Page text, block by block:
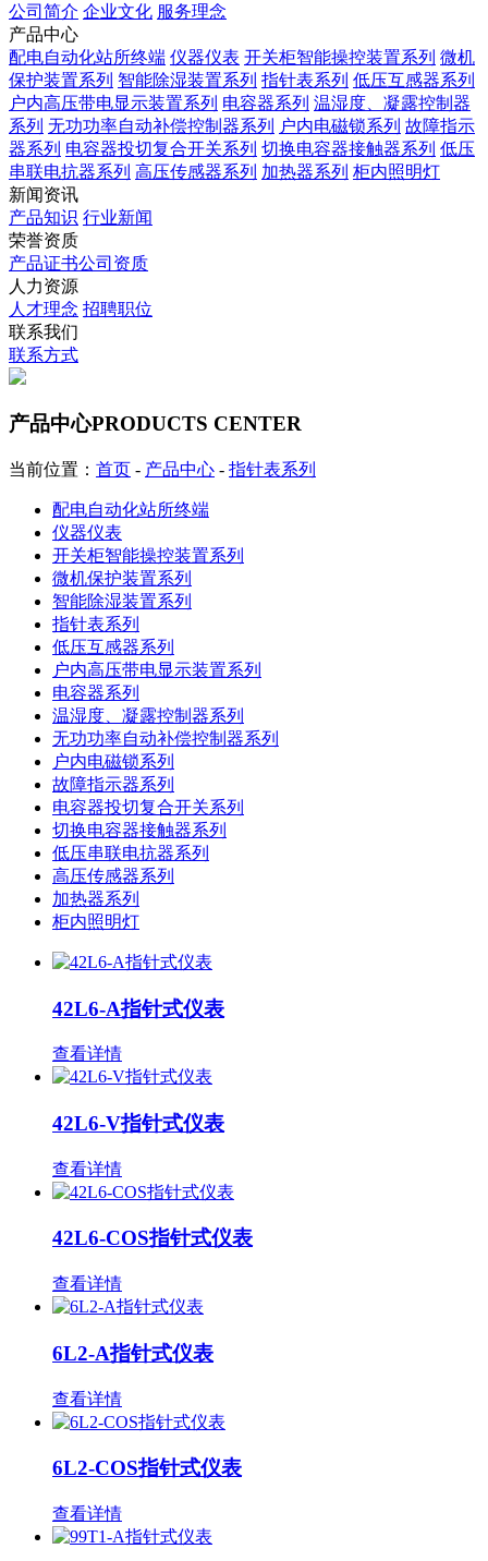
公司简介 企业文化 服务理念
产品中心
配电自动化站所终端 仪器仪表 开关柜智能操控装置系列 微机
保护装置系列 智能除湿装置系列 指针表系列 低压互感器系列
户内高压带电显示装置系列 电容器系列 温湿度、凝露控制器
系列 无功功率自动补偿控制器系列 户内电磁锁系列 故障指示
器系列 电容器投切复合开关系列 切换电容器接触器系列 低压
串联电抗器系列 高压传感器系列 加热器系列 柜内照明灯
新闻资讯
产品知识 行业新闻
荣誉资质
产品证书公司资质
人力资源
人才理念 招聘职位
联系我们
联系方式
产品中心PRODUCTS CENTER
当前位置： 首页 - 产品中心 - 指针表系列
配电自动化站所终端
仪器仪表
开关柜智能操控装置系列
微机保护装置系列
智能除湿装置系列
指针表系列
低压互感器系列
户内高压带电显示装置系列
电容器系列
温湿度、凝露控制器系列
无功功率自动补偿控制器系列
户内电磁锁系列
故障指示器系列
电容器投切复合开关系列
切换电容器接触器系列
低压串联电抗器系列
高压传感器系列
加热器系列
柜内照明灯
42L6-A指针式仪表
查看详情
42L6-V指针式仪表
查看详情
42L6-COS指针式仪表
查看详情
6L2-A指针式仪表
查看详情
6L2-COS指针式仪表
查看详情